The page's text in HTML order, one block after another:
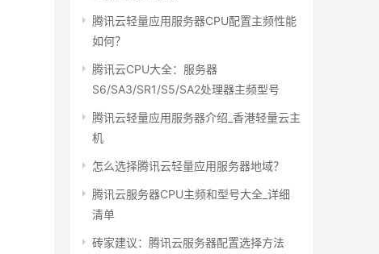
腾讯云轻量应用服务器CPU配置主频性能
如何？
腾讯云CPU大全：服务器
S6/SA3/SR1/S5/SA2处理器主频型号
腾讯云轻量应用服务器介绍_香港轻量云主
机
怎么选择腾讯云轻量应用服务器地域？
腾讯云服务器CPU主频和型号大全_详细
清单
砖家建议：腾讯云服务器配置选择方法